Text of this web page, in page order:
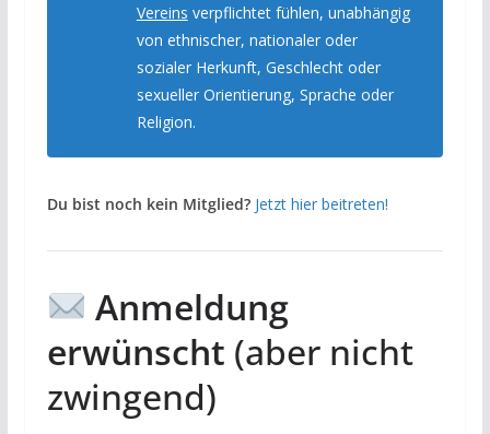
Vereins verpflichtet fühlen, unabhängig
von ethnischer, nationaler oder
sozialer Herkunft, Geschlecht oder
sexueller Orientierung, Sprache oder
Religion.
Du bist noch kein Mitglied? Jetzt hier beitreten!
Anmeldung
erwünscht (aber nicht
zwingend)